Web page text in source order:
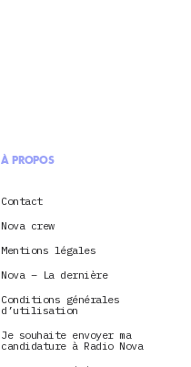
À PROPOS
Contact
Nova crew
Mentions légales
Nova – La dernière
Conditions générales
d’utilisation
Je souhaite envoyer ma
candidature à Radio Nova